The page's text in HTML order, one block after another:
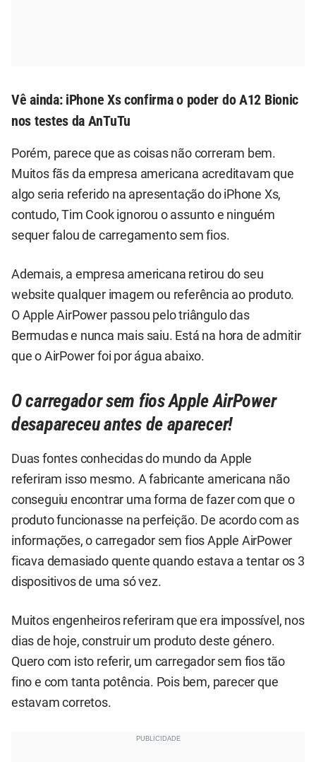
Vê ainda: iPhone Xs confirma o poder do A12 Bionic
nos testes da AnTuTu
Porém, parece que as coisas não correram bem.
Muitos fãs da empresa americana acreditavam que
algo seria referido na apresentação do iPhone Xs,
contudo, Tim Cook ignorou o assunto e ninguém
sequer falou de carregamento sem fios.
Ademais, a empresa americana retirou do seu
website qualquer imagem ou referência ao produto.
O Apple AirPower passou pelo triângulo das
Bermudas e nunca mais saiu. Está na hora de admitir
que o AirPower foi por água abaixo.
O carregador sem fios Apple AirPower
desapareceu antes de aparecer!
Duas fontes conhecidas do mundo da Apple
referiram isso mesmo. A fabricante americana não
conseguiu encontrar uma forma de fazer com que o
produto funcionasse na perfeição. De acordo com as
informações, o carregador sem fios Apple AirPower
ficava demasiado quente quando estava a tentar os 3
dispositivos de uma só vez.
Muitos engenheiros referiram que era impossível, nos
dias de hoje, construir um produto deste género.
Quero com isto referir, um carregador sem fios tão
fino e com tanta potência. Pois bem, parecer que
estavam corretos.